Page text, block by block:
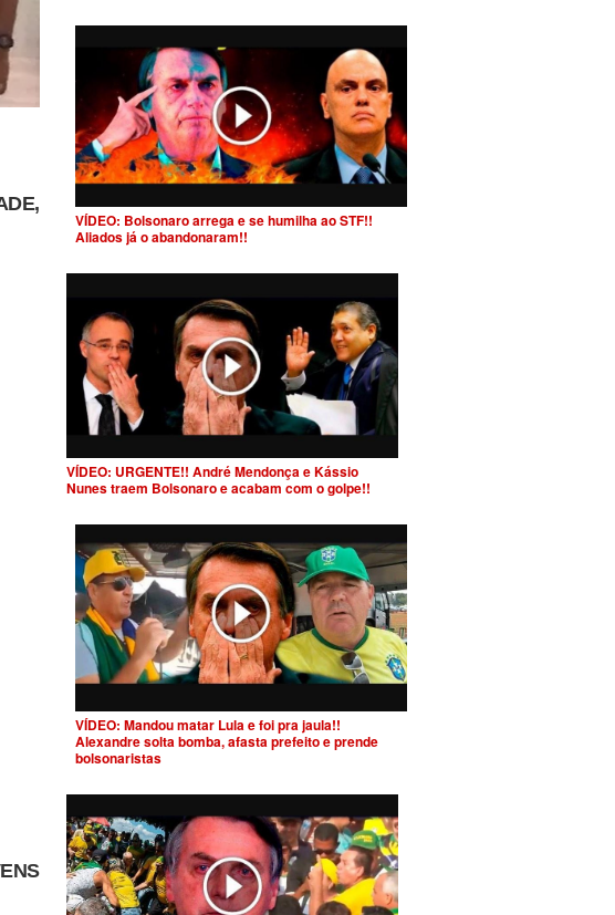
VÍDEO: Bolsonaro arrega e se humilha ao STF!!
Aliados já o abandonaram!!
VÍDEO: URGENTE!! André Mendonça e Kássio
Nunes traem Bolsonaro e acabam com o golpe!!
VÍDEO: Mandou matar Lula e foi pra jaula!!
Alexandre solta bomba, afasta prefeito e prende
bolsonaristas